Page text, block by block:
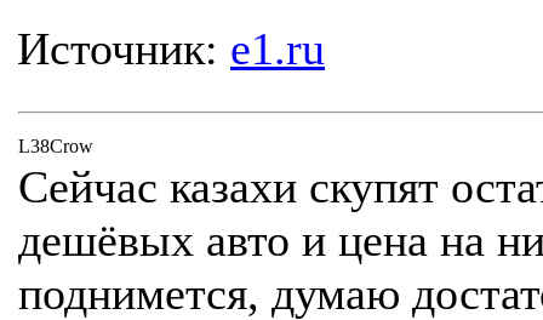
Источник: e1.ru
L38Crow
Сейчас казахи скупят
дешёвых авто и цена на
поднимется, думаю